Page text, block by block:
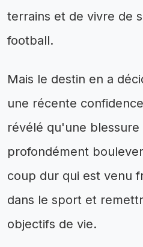
terrains et de vivre de
football.
Mais le destin en a
une récente
révélé qu'une blessure
profondément
coup dur qui est venu
dans le sport et
objectifs de vie.